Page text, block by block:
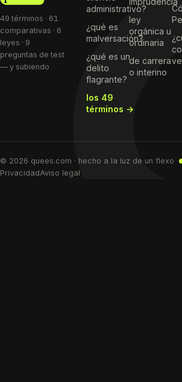
49 términos · 61
comparativas · 6
leyes · 9
preguntas de test
— y subiendo
administrativo?
¿qué es
malversación?
¿qué es un
delito
flagrante?
los 49
términos →
ley
orgánica u
ordinaria
de carrera
o interino
© 2026 quees.com · hecho a la luz de un flexo
PrivacidadAviso legal